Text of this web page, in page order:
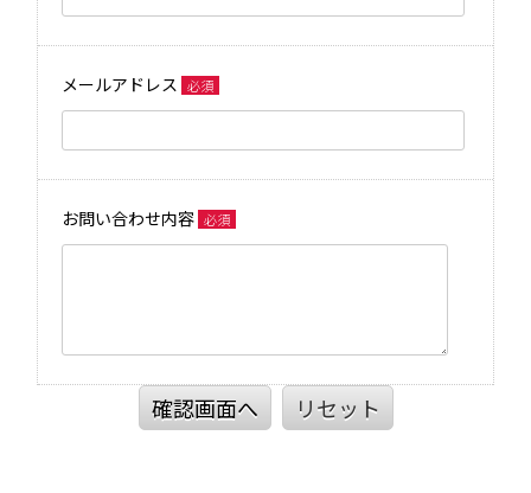
メールアドレス 必須
お問い合わせ内容 必須
リセット